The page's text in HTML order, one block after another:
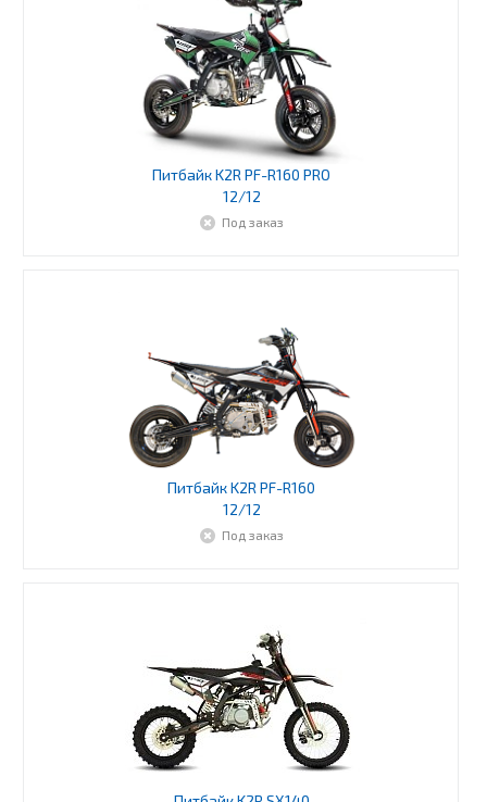
Питбайк K2R PF-R160 PRO
12/12
Под заказ
Питбайк K2R PF-R160
12/12
Под заказ